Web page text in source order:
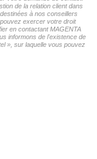
de la relation client dans
à nos conseillers
exercer votre droit
en contactant MAGENTA
informons de l'existence de
», sur laquelle vous pouvez